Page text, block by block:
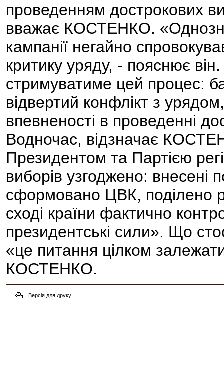
проведенням дострокових
вважає КОСТЕНКО.
кампанії негайно
критику уряду, - пояснює
стримуватиме цей процес:
відвертий конфлікт з
впевненості в проведенні
Водночас, відзначає
Президентом та Партією
виборів узгоджено: внесені
сформовано ЦВК, поділено
сході країни фактично
президентські сили». Що
«це питання цілком
КОСТЕНКО.
Версія для друку